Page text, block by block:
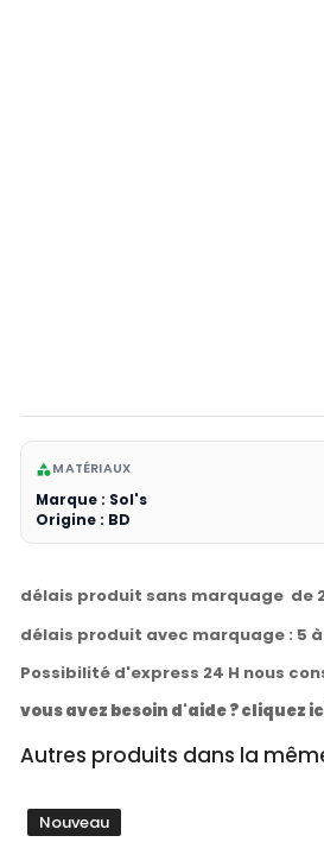
categoryMATÉRIAUX
Marque : Sol's
Origine : BD
délais produit sans marquage de
délais produit avec marquage : 5
Possibilité d'express 24 H nous
vous avez besoin d'aide ? cliquez
Autres produits dans la
Nouveau